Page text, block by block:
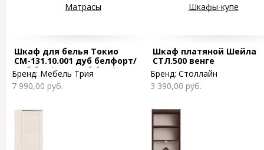
Матрасы Шкафы-купе
Шкаф для белья Токио
СМ-131.10.001 дуб белфорт/
дуб белфорт/дуб белфорт
Бренд: Мебель Трия
7 990,00 руб.
Шкаф платяной Шейла
СТЛ.500 венге
Бренд: Столлайн
3 390,00 руб.
Страницы